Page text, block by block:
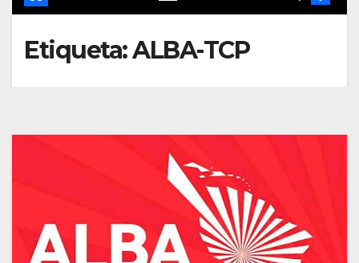
Etiqueta:ALBA-TCP